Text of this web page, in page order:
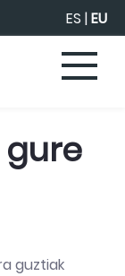
ES |EU
gure
guztiak